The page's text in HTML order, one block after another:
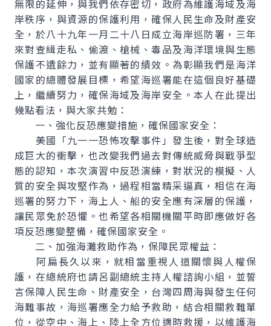
無限的延伸，與我們依存密切，政府為維護海域及海
岸秩序，與資源的保護利用，確保人民生命及財產安
全，於八十九年一月二十八日成立海岸巡防署，三年
來對查緝走私、偷渡、槍械、毒品及海洋環境與生態
保護不遺餘力，並有顯著的績效。為彰顯我們是海洋
國家的總體發展目標，希望海巡署能在這個良好基礎
上，繼續努力，確保海域及海岸安全。本人在此提出
幾點看法，與大家共勉：
一、強化反恐應變措施，確保國家安全：
美國「九一一恐怖攻擊事件」發生後，對全球造
成巨大的衝擊，也改變我們過去對傳統威脅與戰爭型
態的認知，本次演習中反恐演練，對狀況的模擬、人
質的安全與攻堅作為，過程相當精采逼真，相信在海
巡署的努力下，海上人、船的安全應有深層的保護，
讓民眾免於恐懼。也希望各相關機關平時即應做好各
項反恐應變整備，確保國家安全。
二、加強海灘救助作為，保障民眾權益：
阿扁長久以來，就相當重視人道關懷與人權保
護，在總統府也請呂副總統主持人權諮詢小組，並誓
言保障人民生命、財產安全，台灣四周海與發生任何
海難事故，海巡署應全力給予救助，結合相關救難單
位，從空中、海上、陸上全方位適時救援，以維護海